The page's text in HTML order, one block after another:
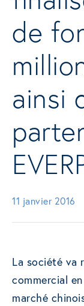
de
ainsi
11 janvier 2016
La société va
commercial
marché